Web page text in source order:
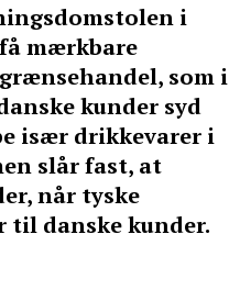
i
mærkbare
som i
kunder syd
især drikkevarer i
slår fast, at
når tyske
danske kunder.